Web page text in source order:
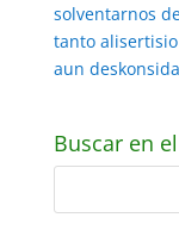
solventarnos
tanto
aun
Buscar en